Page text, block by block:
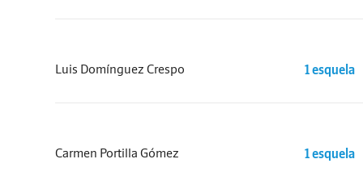
Luis Domínguez Crespo 1 esquela
Carmen Portilla Gómez 1 esquela